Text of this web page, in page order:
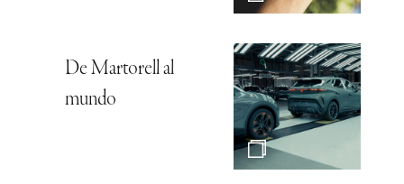
De Martorell al
mundo